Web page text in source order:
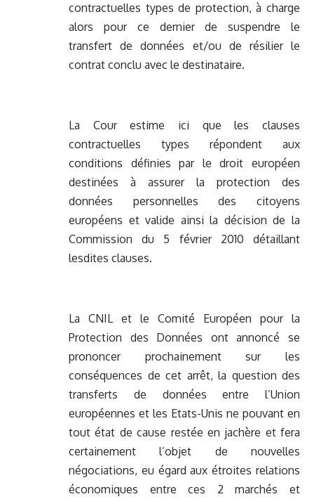
contractuelles types de protection, à charge
alors pour ce dernier de suspendre le
transfert de données et/ou de résilier le
contrat conclu avec le destinataire.
La Cour estime ici que les clauses
contractuelles types répondent aux
conditions définies par le droit européen
destinées à assurer la protection des
données personnelles des citoyens
européens et valide ainsi la décision de la
Commission du 5 février 2010 détaillant
lesdites clauses.
La CNIL et le Comité Européen pour la
Protection des Données ont annoncé se
prononcer prochainement sur les
conséquences de cet arrêt, la question des
transferts de données entre l’Union
européennes et les Etats-Unis ne pouvant en
tout état de cause restée en jachère et fera
certainement l’objet de nouvelles
négociations, eu égard aux étroites relations
économiques entre ces 2 marchés et